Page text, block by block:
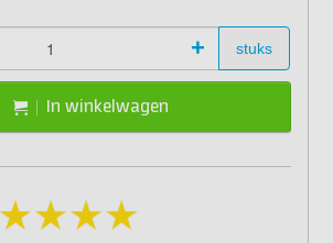
+ stuks
In winkelwagen